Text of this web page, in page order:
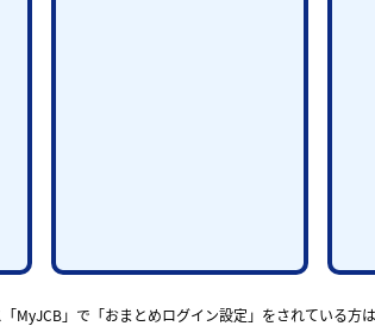
」で「おまとめログイン設定」をされている方